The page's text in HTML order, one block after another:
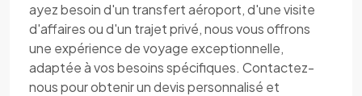
ayez besoin d'un transfert aéroport, d'une visite
d'affaires ou d'un trajet privé, nous vous offrons
une expérience de voyage exceptionnelle,
adaptée à vos besoins spécifiques. Contactez-
nous pour obtenir un devis personnalisé et